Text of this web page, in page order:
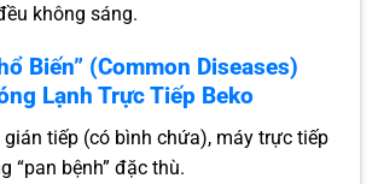
không sáng.
Biến” (Common Diseases)
Lạnh Trực Tiếp Beko
gián tiếp (có bình chứa), máy trực tiếp
“pan bệnh” đặc thù.